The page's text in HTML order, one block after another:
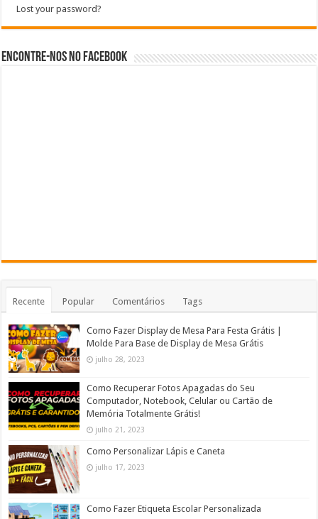
Lost your password?
Encontre-nos no Facebook
Recente Popular Comentários Tags
Como Fazer Display de Mesa Para Festa Grátis |
Molde Para Base de Display de Mesa Grátis
julho 28, 2023
Como Recuperar Fotos Apagadas do Seu
Computador, Notebook, Celular ou Cartão de
Memória Totalmente Grátis!
julho 21, 2023
Como Personalizar Lápis e Caneta
julho 17, 2023
Como Fazer Etiqueta Escolar Personalizada